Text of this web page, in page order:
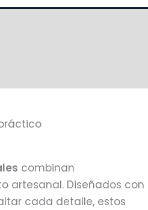
combinan
artesanal. Diseñados con
cada detalle, estos